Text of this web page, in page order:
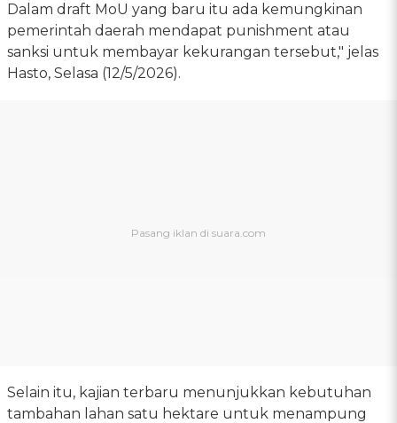
Dalam draft MoU yang baru itu ada kemungkinan
pemerintah daerah mendapat punishment atau
sanksi untuk membayar kekurangan tersebut," jelas
Hasto, Selasa (12/5/2026).
Selain itu, kajian terbaru menunjukkan kebutuhan
tambahan lahan satu hektare untuk menampung